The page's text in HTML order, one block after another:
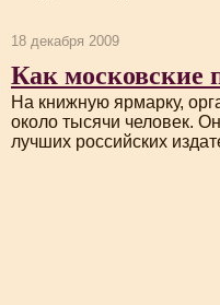
18 декабря 2009
Как
На книжную ярмарку,
около тысячи человек.
лучших российских